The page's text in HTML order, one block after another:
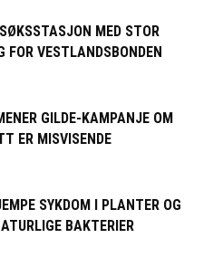
MED STOR
FOR VESTLANDSBONDEN
GILDE-KAMPANJE OM
ER MISVISENDE
SYKDOM I PLANTER OG
BAKTERIER